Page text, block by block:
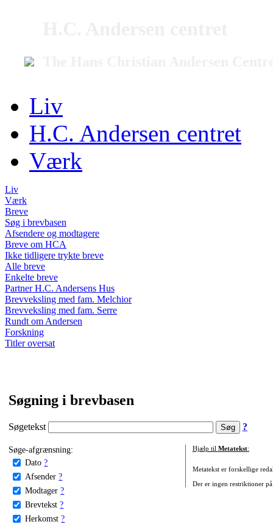
Liv
H.C. Andersen centret
Værk
Liv
Værk
Breve
Søg i brevbasen
Afsendere og modtagere
Breve om HCA
Ikke tidligere trykte breve
Alle breve
Enkelte breve
Partner H.C. Andersens Hus
Brevveksling med fam. Melchior
Brevveksling med fam. Serre
Rundt om Andersen
Forskning
Titler oversat
Søgning i brevbasen
Søgetekst ?
Søge-afgrænsning:
Dato ?
Afsender ?
Modtager ?
Brevtekst ?
Herkomst ?
Hjælp til Metatekst:
Metatekst er forskellige
Der er ingen restriktioner